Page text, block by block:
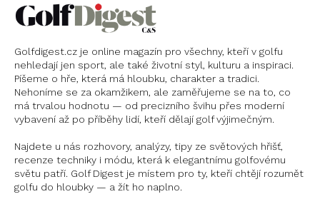
Golfdigest.cz je online magazín pro všechny, kteří v golfu
nehledají jen sport, ale také životní styl, kulturu a inspiraci.
Píšeme o hře, která má hloubku, charakter a tradici.
Nehoníme se za okamžikem, ale zaměřujeme se na to, co
má trvalou hodnotu — od precizního švihu přes moderní
vybavení až po příběhy lidí, kteří dělají golf výjimečným.
Najdete u nás rozhovory, analýzy, tipy ze světových hřišť,
recenze techniky i módu, která k elegantnímu golfovému
světu patří. Golf Digest je místem pro ty, kteří chtějí rozumět
golfu do hloubky — a žít ho naplno.